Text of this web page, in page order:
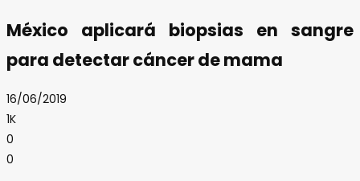
México aplicará biopsias en sangre
para detectar cáncer de mama
16/06/2019
1K
0
0